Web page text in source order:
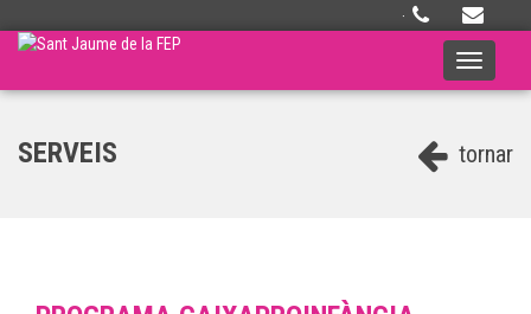
·
Toggle
tornar
SERVEIS